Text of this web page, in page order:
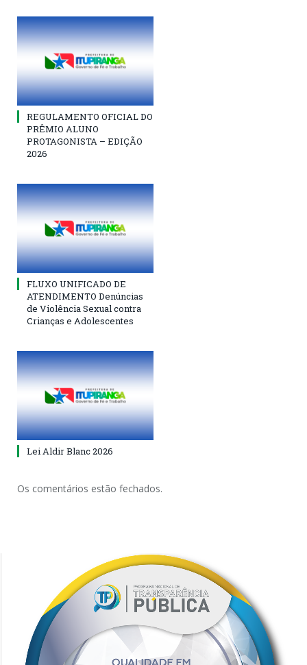
REGULAMENTO OFICIAL DO
PRÊMIO ALUNO
PROTAGONISTA – EDIÇÃO
2026
FLUXO UNIFICADO DE
ATENDIMENTO Denúncias
de Violência Sexual contra
Crianças e Adolescentes
Lei Aldir Blanc 2026
Os comentários estão fechados.